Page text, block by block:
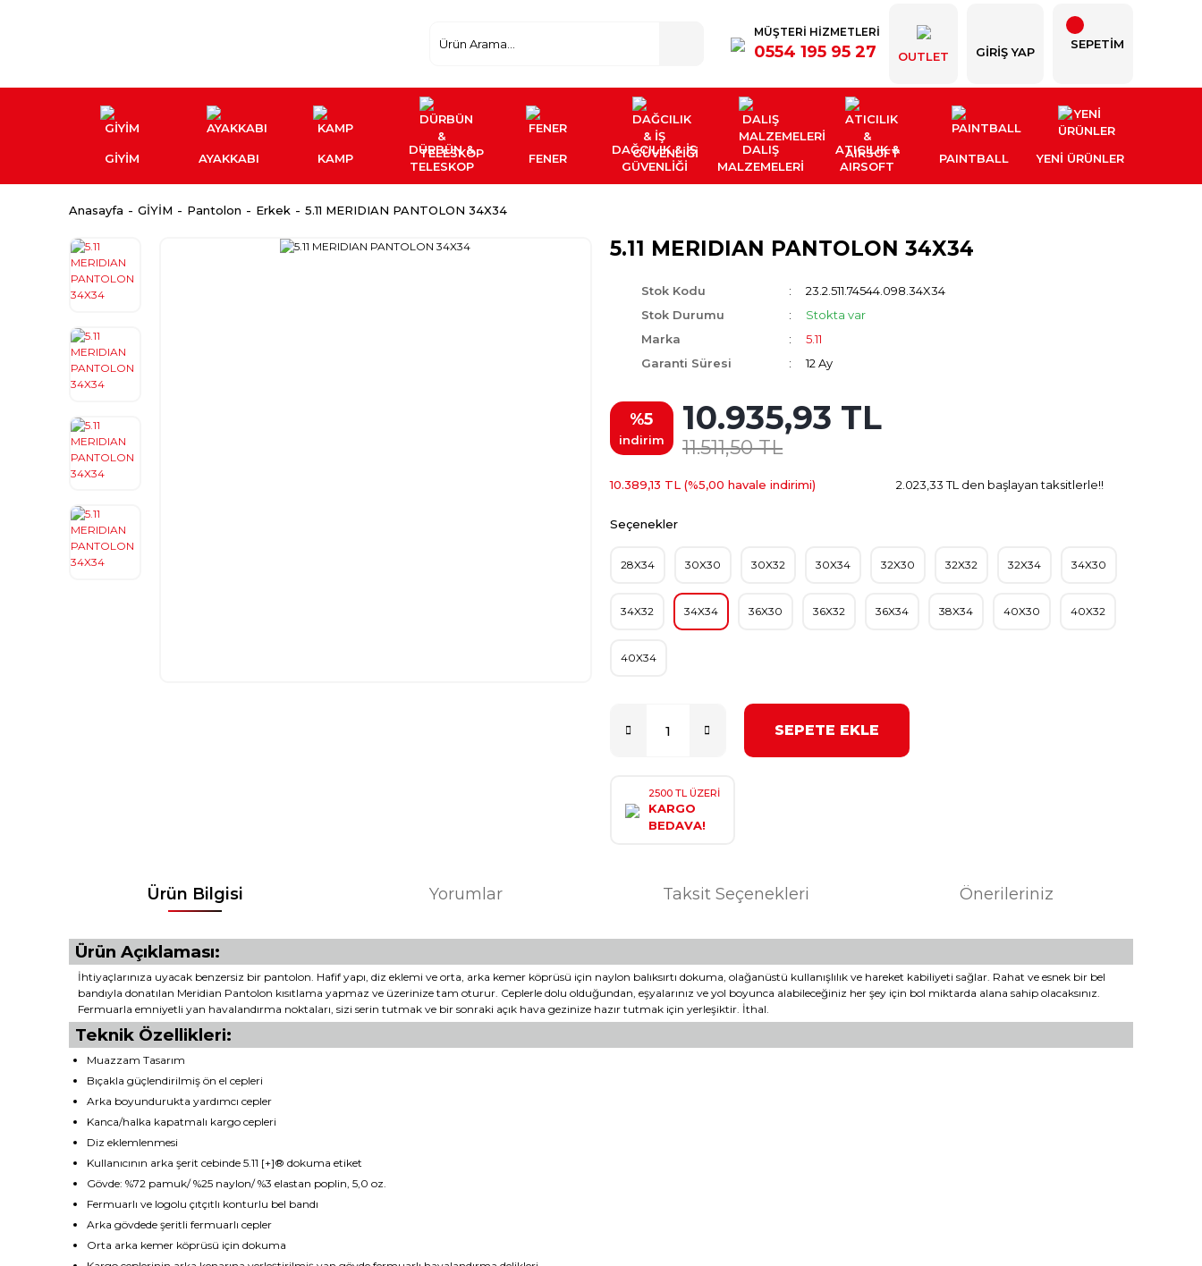
MÜŞTERİ HİZMETLERİ
0554 195 95 27 OUTLET GIRIŞ YAP
SEPETİM
GİYİM AYAKKABI KAMP
DÜRBÜN &
TELESKOP
FENER
DAĞCILIK & İŞ
GÜVENLİĞİ
DALIŞ
MALZEMELERİ
ATICILIK &
AIRSOFT
PAINTBALL YENI ÜRÜNLER
Anasayfa GİYİM Pantolon Erkek 5.11 MERIDIAN PANTOLON 34X34
5.11 MERIDIAN PANTOLON 34X34
Stok Kodu
23.2.511.74544.098.34X34
Stok Durumu
Stokta var
Marka
5.11
Garanti Süresi
12 Ay
%5
indirim
10.935,93 TL
11.511,50 TL
10.389,13 TL (%5,00 havale indirimi) 2.023,33 TL den başlayan taksitlerle!!
Seçenekler
28X34 30X30 30X32 30X34 32X30 32X32 32X34 34X30
34X32 34X34 36X30 36X32 36X34 38X34 40X30 40X32
40X34
SEPETE EKLE
2500 TL ÜZERİ
KARGO
BEDAVA!
Ürün Bilgisi Yorumlar Taksit Seçenekleri Önerileriniz
Ürün Açıklaması:
İhtiyaçlarınıza uyacak benzersiz bir pantolon. Hafif yapı, diz eklemi ve orta, arka kemer köprüsü için naylon balıksırtı dokuma, olağanüstü kullanışlılık ve hareket kabiliyeti sağlar. Rahat ve esnek bir bel
bandıyla donatılan Meridian Pantolon kısıtlama yapmaz ve üzerinize tam oturur. Ceplerle dolu olduğundan, eşyalarınız ve yol boyunca alabileceğiniz her şey için bol miktarda alana sahip olacaksınız.
Fermuarla emniyetli yan havalandırma noktaları, sizi serin tutmak ve bir sonraki açık hava gezinize hazır tutmak için yerleşiktir. İthal.
Teknik Özellikleri:
Muazzam Tasarım
Bıçakla güçlendirilmiş ön el cepleri
Arka boyundurukta yardımcı cepler
Kanca/halka kapatmalı kargo cepleri
Diz eklemlenmesi
Kullanıcının arka şerit cebinde 5.11 [+]® dokuma etiket
Gövde: %72 pamuk/ %25 naylon/ %3 elastan poplin, 5,0 oz.
Fermuarlı ve logolu çıtçıtlı konturlu bel bandı
Arka gövdede şeritli fermuarlı cepler
Orta arka kemer köprüsü için dokuma